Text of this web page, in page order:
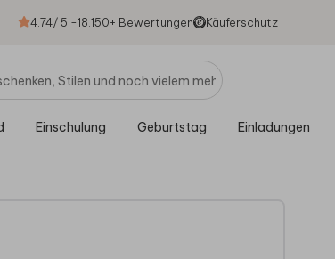
4.74/ 5 -18.150+ Bewertungen Käuferschutz
Einschulung Geburtstag Einladungen